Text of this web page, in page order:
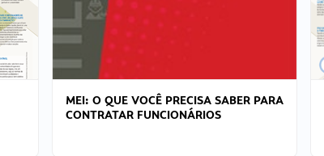
MEI: O QUE VOCÊ PRECISA SABER PARA
CONTRATAR FUNCIONÁRIOS